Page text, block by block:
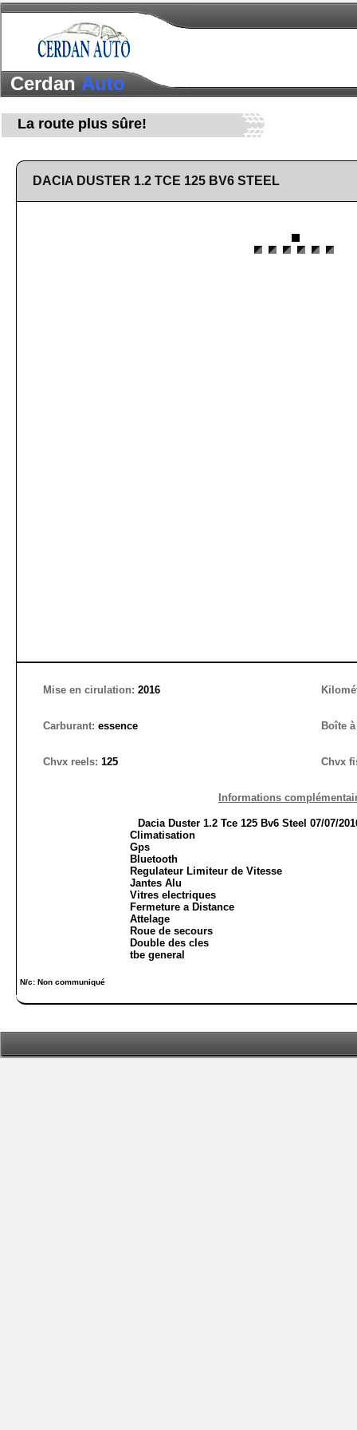
CerdanAuto
La route plus sûre!
DACIA DUSTER 1.2 TCE 125 BV6 STEEL
Mise en cirulation: 2016
Carburant: essence Boîte
Chvx reels: 125 Chvx
Informations
Dacia Duster 1.2 Tce 125 Bv6 Steel 07/07/
Climatisation
Gps
Bluetooth
Regulateur Limiteur de Vitesse
Jantes Alu
Vitres electriques
Fermeture a Distance
Attelage
Roue de secours
Double des cles
tbe general
N/c: Non communiqué